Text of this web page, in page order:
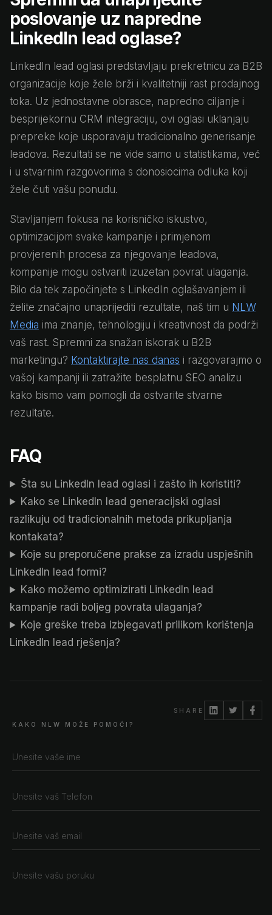
poslovanje uz napredne
LinkedIn lead oglase?
LinkedIn lead oglasi predstavljaju prekretnicu za B2B
organizacije koje žele brži i kvalitetniji rast prodajnog
toka. Uz jednostavne obrasce, napredno ciljanje i
besprijekornu CRM integraciju, ovi oglasi uklanjaju
prepreke koje usporavaju tradicionalno generisanje
leadova. Rezultati se ne vide samo u statistikama, već
i u stvarnim razgovorima s donosiocima odluka koji
žele čuti vašu ponudu.
Stavljanjem fokusa na korisničko iskustvo,
optimizacijom svake kampanje i primjenom
provjerenih procesa za njegovanje leadova,
kompanije mogu ostvariti izuzetan povrat ulaganja.
Bilo da tek započinjete s LinkedIn oglašavanjem ili
želite značajno unaprijediti rezultate, naš tim u NLW
Media ima znanje, tehnologiju i kreativnost da podrži
vaš rast. Spremni za snažan iskorak u B2B
marketingu? Kontaktirajte nas danas i razgovarajmo o
vašoj kampanji ili zatražite besplatnu SEO analizu
kako bismo vam pomogli da ostvarite stvarne
rezultate.
FAQ
Šta su LinkedIn lead oglasi i zašto ih koristiti?
Kako se LinkedIn lead generacijski oglasi
razlikuju od tradicionalnih metoda prikupljanja
kontakata?
Koje su preporučene prakse za izradu uspješnih
LinkedIn lead formi?
Kako možemo optimizirati LinkedIn lead
kampanje radi boljeg povrata ulaganja?
Koje greške treba izbjegavati prilikom korištenja
LinkedIn lead rješenja?
SHARE
KAKO NLW MOŽE POMOĆI?